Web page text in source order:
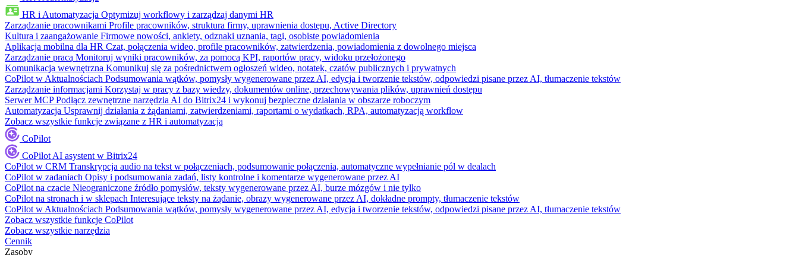
HR i Automatyzacja Optymizuj workflowy i zarządzaj danymi HR
Zarządzanie pracownikami Profile pracowników, struktura firmy, uprawnienia dostępu, Active Directory
Kultura i zaangażowanie Firmowe nowości, ankiety, odznaki uznania, tagi, osobiste powiadomienia
Aplikacja mobilna dla HR Czat, połączenia wideo, profile pracowników, zatwierdzenia, powiadomienia z dowolnego miejsca
Zarządzanie pracą Monitoruj wyniki pracowników, za pomocą KPI, raportów pracy, widoku przełożonego
Komunikacja wewnętrzna Komunikuj się za pośrednictwem ogłoszeń wideo, notatek, czatów publicznych i prywatnych
CoPilot w Aktualnościach Podsumowania wątków, pomysły wygenerowane przez AI, edycja i tworzenie tekstów, odpowiedzi pisane przez AI, tłumaczenie tekstów
Zarządzanie informacjami Korzystaj w pracy z bazy wiedzy, dokumentów online, przechowywania plików, uprawnień dostępu
Serwer MCP Podłącz zewnętrzne narzędzia AI do Bitrix24 i wykonuj bezpieczne działania w obszarze roboczym
Automatyzacja Usprawnij działania z żądaniami, zatwierdzeniami, raportami o wydatkach, RPA, automatyzacją workflow
Zobacz wszystkie funkcje związane z HR i automatyzacją
CoPilot
CoPilot AI asystent w Bitrix24
CoPilot w CRM Transkrypcja audio na tekst w połączeniach, podsumowanie połączenia, automatyczne wypełnianie pól w dealach
CoPilot w zadaniach Opisy i podsumowania zadań, listy kontrolne i komentarze wygenerowane przez AI
CoPilot na czacie Nieograniczone źródło pomysłów, teksty wygenerowane przez AI, burze mózgów i nie tylko
CoPilot na stronach i w sklepach Interesujące teksty na żądanie, obrazy wygenerowane przez AI, dokładne prompty, tłumaczenie tekstów
CoPilot w Aktualnościach Podsumowania wątków, pomysły wygenerowane przez AI, edycja i tworzenie tekstów, odpowiedzi pisane przez AI, tłumaczenie tekstów
Zobacz wszystkie funkcje CoPilot
Zobacz wszystkie narzędzia
Cennik
Zasoby